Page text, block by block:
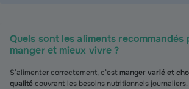
Quels sont les aliments recommandés
manger et mieux vivre ?
S’alimenter correctement, c’estmanger varié et
qualitécouvrant les besoins nutritionnels journaliers.